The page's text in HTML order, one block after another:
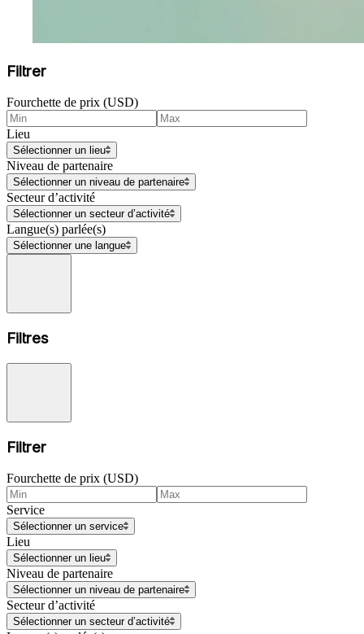
Filtrer
Fourchette de prix (USD)
Lieu
Sélectionner un lieu
Niveau de partenaire
Sélectionner un niveau de partenaire
Secteur d’activité
Sélectionner un secteur d’activité
Langue(s) parlée(s)
Sélectionner une langue
Filtres
Filtrer
Fourchette de prix (USD)
Service
Sélectionner un service
Lieu
Sélectionner un lieu
Niveau de partenaire
Sélectionner un niveau de partenaire
Secteur d’activité
Sélectionner un secteur d’activité